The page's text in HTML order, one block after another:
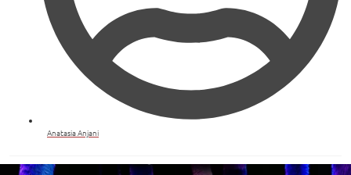
Anatasia Anjani